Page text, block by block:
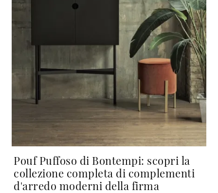
Pouf Puffoso di Bontempi: scopri la
collezione completa di complementi
d'arredo moderni della firma